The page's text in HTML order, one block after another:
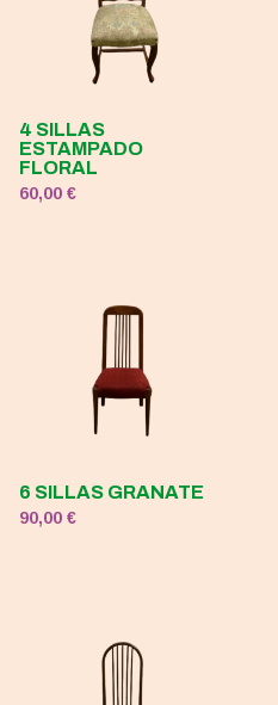
4 SILLAS
ESTAMPADO
FLORAL
60,00€
6 SILLAS GRANATE
90,00€